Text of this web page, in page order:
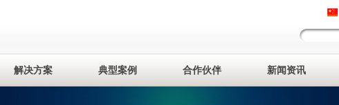
解决方案 典型案例 合作伙伴 新闻资讯